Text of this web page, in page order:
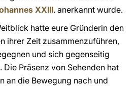
XXIII. anerkannt wurde.
hatte eure Gründerin den
ihrer Zeit zusammenzuführen,
und sich gegenseitig
Die Präsenz von Sehenden hat
an die Bewegung nach und